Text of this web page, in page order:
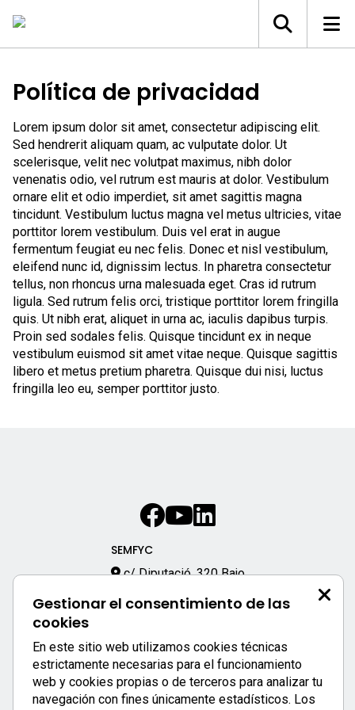
Política de privacidad
Lorem ipsum dolor sit amet, consectetur adipiscing elit.
Sed hendrerit aliquam quam, ac vulputate dolor. Ut
scelerisque, velit nec volutpat maximus, nibh dolor
venenatis odio, vel rutrum est mauris at dolor. Vestibulum
ornare elit et odio imperdiet, sit amet sagittis magna
tincidunt. Vestibulum luctus magna vel metus ultricies, vitae
porttitor lorem vestibulum. Duis vel erat in augue
fermentum feugiat eu nec felis. Donec et nisl vestibulum,
eleifend nunc id, dignissim lectus. In pharetra consectetur
tellus, non rhoncus urna malesuada eget. Cras id rutrum
ligula. Sed rutrum felis orci, tristique porttitor lorem fringilla
quis. Ut nibh erat, aliquet in urna ac, iaculis dapibus turpis.
Proin sed sodales felis. Quisque tincidunt ex in neque
vestibulum euismod sit amet vitae neque. Quisque sagittis
libero et metus pretium pharetra. Quisque dui nisi, luctus
fringilla leo eu, semper porttitor justo.
Gestionar el consentimiento de las
cookies
En este sitio web utilizamos cookies técnicas
estrictamente necesarias para el funcionamiento
web y cookies propias o de terceros para analizar tu
navegación con fines únicamente estadísticos. Los
SEMFYC
c/ Diputació, 320 Bajo
933 170 333
Enlaces destacados:
APP SEMFYC